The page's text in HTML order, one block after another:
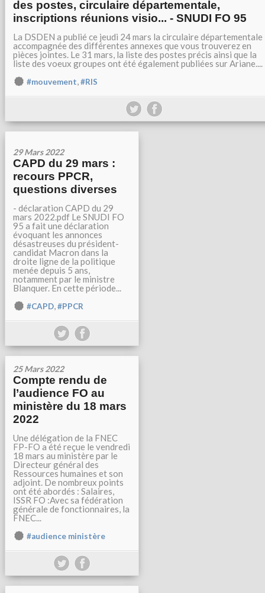
des postes, circulaire départementale,
inscriptions réunions visio... - SNUDI FO 95
La DSDEN a publié ce jeudi 24 mars la circulaire départementale
accompagnée des différentes annexes que vous trouverez en
pièces jointes. Le 31 mars, la liste des postes précis ainsi que la
liste des voeux groupes ont été également publiées sur Ariane....
#mouvement,#RIS
29 Mars 2022
CAPD du 29 mars :
recours PPCR,
questions diverses
- déclaration CAPD du 29
mars 2022.pdf Le SNUDI FO
95 a fait une déclaration
évoquant les annonces
désastreuses du président-
candidat Macron dans la
droite ligne de la politique
menée depuis 5 ans,
notamment par le ministre
Blanquer. En cette période...
#CAPD,#PPCR
25 Mars 2022
Compte rendu de
l’audience FO au
ministère du 18 mars
2022
Une délégation de la FNEC
FP-FO a été reçue le vendredi
18 mars au ministère par le
Directeur général des
Ressources humaines et son
adjoint. De nombreux points
ont été abordés : Salaires,
ISSR FO :Avec sa fédération
générale de fonctionnaires, la
FNEC...
#audience ministère